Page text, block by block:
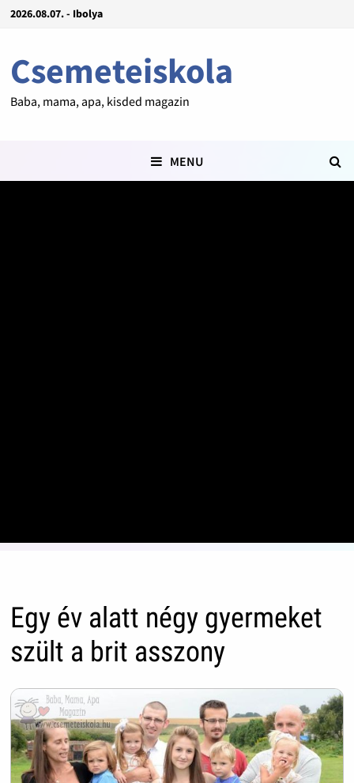
2026.08.07. - Ibolya
Csemeteiskola
Baba, mama, apa, kisded magazin
MENU
Egy év alatt négy gyermeket
szült a brit asszony